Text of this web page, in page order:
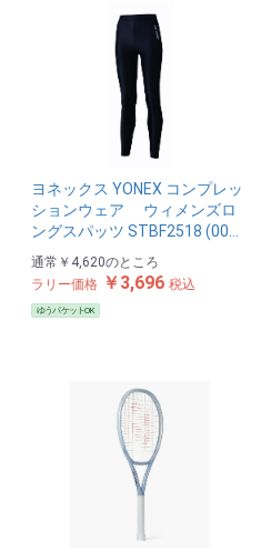
ヨネックス YONEX コンプレッ
ションウェア ウィメンズロ
ングスパッツ STBF2518 (00…
通常 ￥4,620のところ
ラリー価格 ￥3,696 税込
ゆうパケットOK